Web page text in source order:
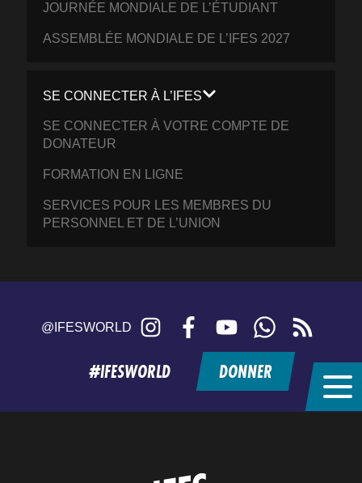
JOURNÉE MONDIALE DE L’ÉTUDIANT
ASSEMBLÉE MONDIALE DE L’IFES 2027
SE CONNECTER À L’IFES
SE CONNECTER À VOTRE COMPTE DE
DONATEUR
FORMATION EN LIGNE
SERVICES POUR LES MEMBRES DU
PERSONNEL ET DE L’UNION
@IFESWORLD Instagram FacebookYouTubeWhatsApp
feed
#IFESWORLD DONNER